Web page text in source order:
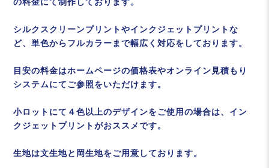
の料金にて制作しております。
シルクスクリーンプリントやインクジェットプリントな
ど、単色からフルカラーまで幅広く対応をしております。
目安の料金はホームページの価格表やオンライン見積もり
システムにてご参照をいただけます。
小ロットにて４色以上のデザインをご使用の場合は、イン
クジェットプリントがおススメです。
生地は文生地と岡生地をご用意しております。